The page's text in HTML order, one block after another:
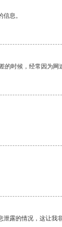
息。
时候，经常因为
露的情况，这让我非